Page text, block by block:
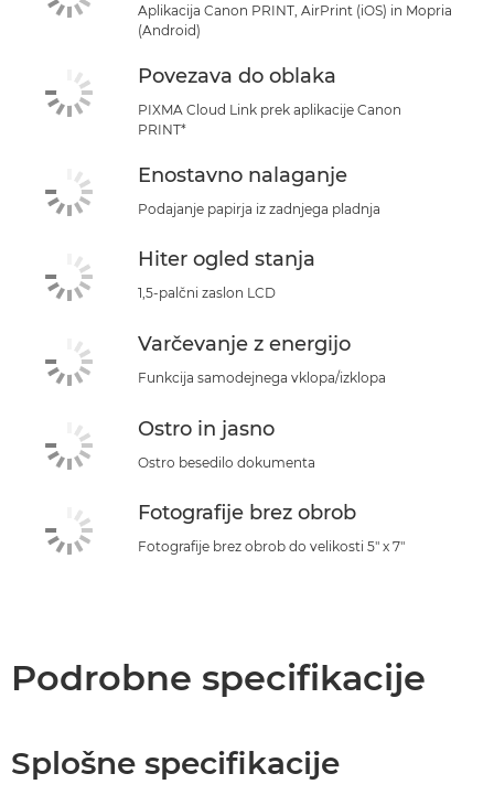
Aplikacija Canon PRINT, AirPrint (iOS) in Mopria
(Android)
Povezava do oblaka
PIXMA Cloud Link prek aplikacije Canon
PRINT*
Enostavno nalaganje
Podajanje papirja iz zadnjega pladnja
Hiter ogled stanja
1,5-palčni zaslon LCD
Varčevanje z energijo
Funkcija samodejnega vklopa/izklopa
Ostro in jasno
Ostro besedilo dokumenta
Fotografije brez obrob
Fotografije brez obrob do velikosti 5" x 7"
Podrobne specifikacije
Splošne specifikacije